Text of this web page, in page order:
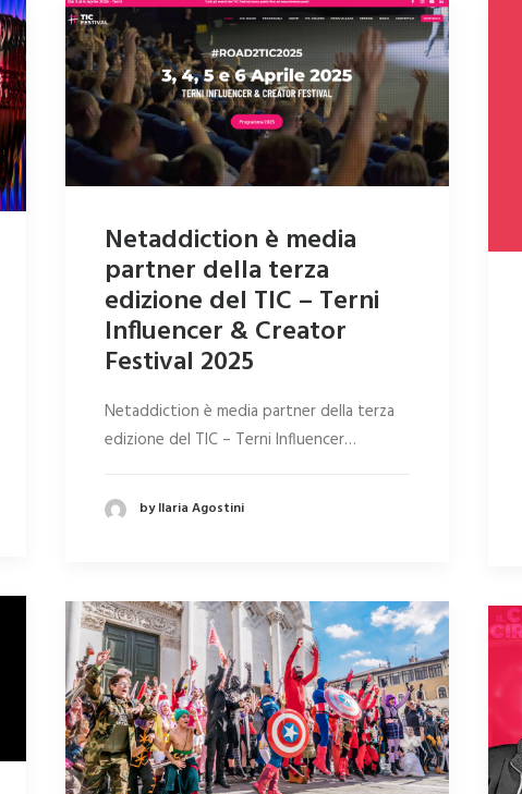
Netaddiction è media
partner della terza
edizione del TIC – Terni
Influencer & Creator
Festival 2025
Netaddiction è media partner della terza
edizione del TIC – Terni Influencer…
by Ilaria Agostini